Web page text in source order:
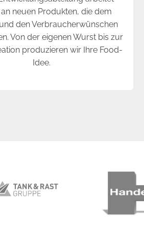
neuen Produkten, die dem
den Verbraucherwünschen
Von der eigenen Wurst bis zur
produzieren wir Ihre Food-
Idee.